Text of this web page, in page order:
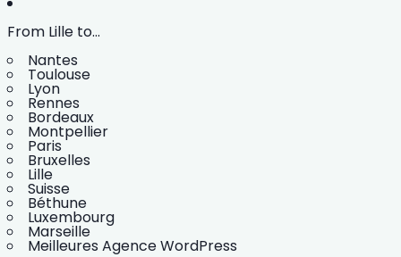
From Lille to...
Nantes
Toulouse
Lyon
Rennes
Bordeaux
Montpellier
Paris
Bruxelles
Lille
Suisse
Béthune
Luxembourg
Marseille
Meilleures Agence WordPress